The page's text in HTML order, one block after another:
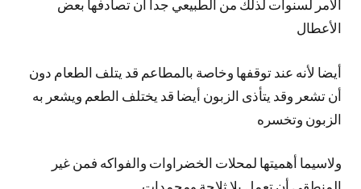
الأمر لسنوات لذلك من الطبيعي جدا أن تصادفها بعض
الأعطال
أيضا لأنه عند توقفها وخاصة بالمطاعم قد يتلف الطعام دون
أن تشعر وقد يتأذى الزبون أيضا قد يختلف الطعم ويشعر به
الزبون وتخسره
ولاسيما أهميتها لمحلات الخضراوات والفواكه فمن غير
المنطقي أن تعمل بلا ثلاجة ومجمدات